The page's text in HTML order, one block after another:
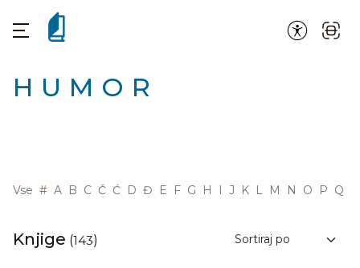
HUMOR
Vse # A B C Č Ć D Đ E F G H I J K L M N O P Q
Knjige (143)